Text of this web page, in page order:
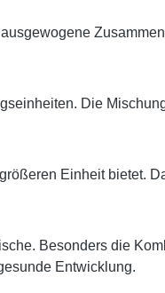
Die
Einheit bietet.
Besonders die
Entwicklung.